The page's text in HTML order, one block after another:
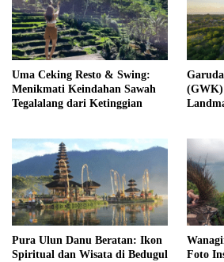
Uma Ceking Resto & Swing:
Menikmati Keindahan Sawah
Tegalalang dari Ketinggian
Pura Ulun Danu Beratan: Ikon
Spiritual dan Wisata di Bedugul
Foto